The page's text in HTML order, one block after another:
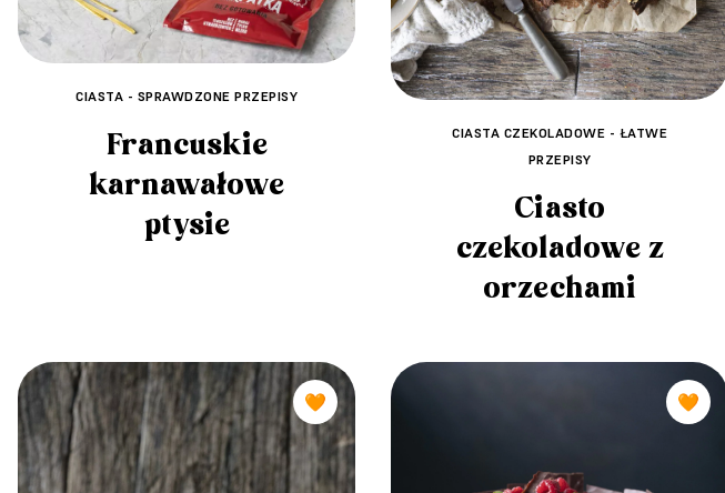
CIASTA - SPRAWDZONE PRZEPISY
Francuskie
karnawałowe
ptysie
CIASTA CZEKOLADOWE - ŁATWE
PRZEPISY
Ciasto
czekoladowe z
orzechami
🧡 🧡